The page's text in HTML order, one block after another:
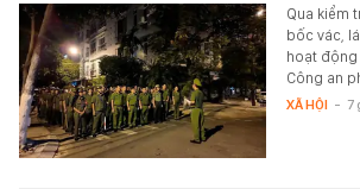
Qua kiểm
bốc vác,
hoạt
Công an
XÃ HỘI - 7